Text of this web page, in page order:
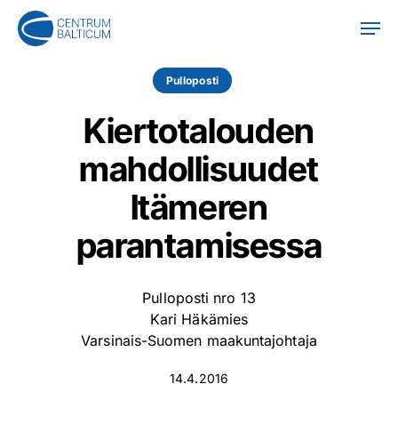
Skip
Pulloposti
Kiertotalouden
mahdollisuudet
Itämeren
parantamisessa
Pulloposti nro 13
Kari Häkämies
Varsinais-Suomen maakuntajohtaja
14.4.2016